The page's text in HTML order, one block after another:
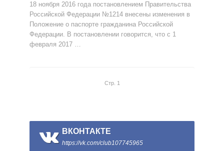
18 ноября 2016 года постановлением Правительства
Российской Федерации №1214 внесены изменения в
Положение о паспорте гражданина Российской
Федерации. В постановлении говорится, что с 1
февраля 2017 …
Стр. 1
ВКОНТАКТЕ
https://vk.com/club107745965